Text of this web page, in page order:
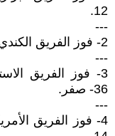
12.
---
2- فوز الفريق الكندي علي الفريق الكيني بنتيجة 24- 10.
---
3- فوز الفريق
36- صفر.
---